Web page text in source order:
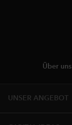
Über uns
UNSER ANGEBOT